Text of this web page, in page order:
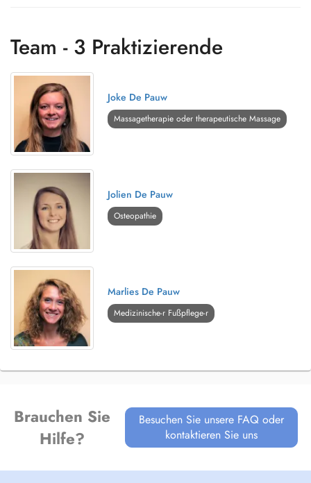
Team - 3 Praktizierende
Joke De Pauw
Massagetherapie oder therapeutische Massage
Jolien De Pauw
Osteopathie
Marlies De Pauw
Medizinische-r Fußpflege-r
Brauchen Sie
Hilfe?
Besuchen Sie unsere FAQ oder
kontaktieren Sie uns